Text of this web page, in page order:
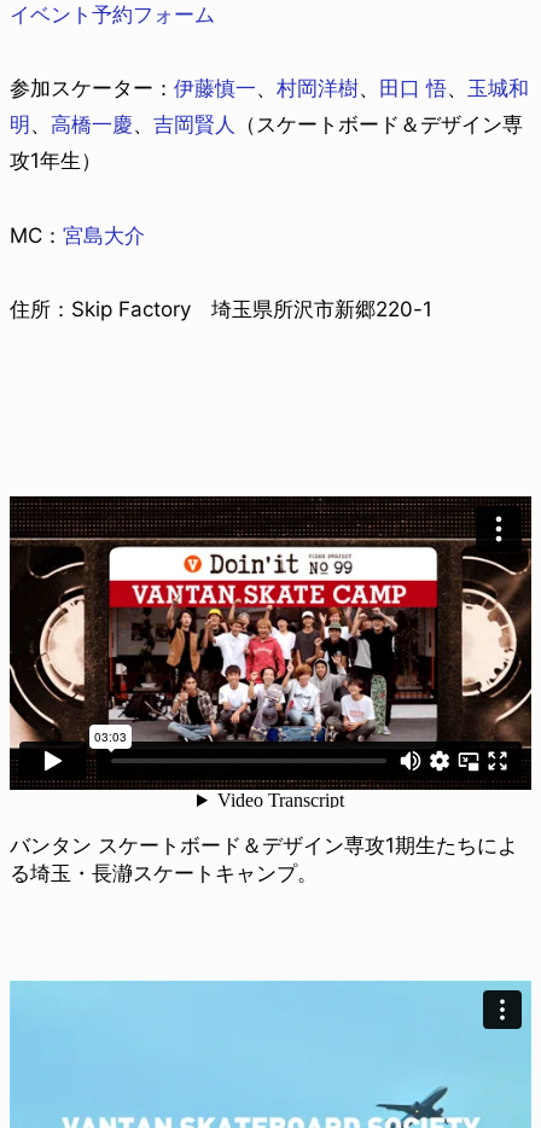
イベント予約フォーム
参加スケーター： 伊藤慎一、 村岡洋樹、 田口 悟、 玉城和
明 、 高橋一慶、 吉岡賢人
（スケートボード＆デザイン専
攻1年生）
MC： 宮島大介
住所：Skip Factory 埼玉県所沢市新郷220-1
バンタン スケートボード＆デザイン専攻1期生たちによ
る埼玉・長瀞スケートキャンプ。